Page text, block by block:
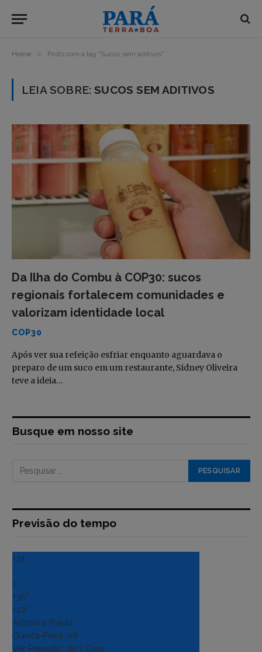
Home » Posts com a tag "Sucos sem aditivos"
LEIA SOBRE:SUCOS SEM ADITIVOS
Da Ilha do Combu à COP30: sucos
regionais fortalecem comunidades e
valorizam identidade local
COP30
Após ver sua refeição esfriar enquanto aguardava o
preparo de um suco em um restaurante, Sidney Oliveira
teve a ideia…
Busque em nosso site
Previsão do tempo
+31
°
C
+36°
+22°
Altamira (Para)
Quinta-Feira, 06
Ver Previsão de 7 Dias